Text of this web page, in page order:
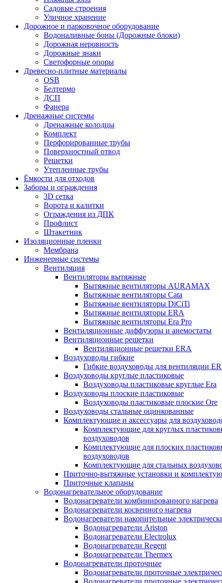
Садовые строения
Уличное хранение
Дорожное и парковочное оборудование
Водоналивные боны (Дорожные блоки)
Дорожная неровность
Дорожные знаки
Светофорные опоры
Древесно-плитные материалы
OSB
Белтермо
ДСП
Фанера
Дренажные системы
Дренажные колодцы
Комплект
Перфорированные трубы
Поверхностный отвод
Решетки
Утепленные трубы
Ёмкости для отходов
Заборы и ограждения
3D сетка
Ворота и калитки
Ограждения из ДПК
Профлист
Штакетник
Изоляционные пленки
Мембрана
Инженерные системы
Вентиляция
Вентиляторы вытяжные
Вытяжные вентиляторы AURAMAX
Вытяжные вентиляторы Cata
Вытяжные вентиляторы DiCiTi
Вытяжные вентиляторы ERA
Вытяжные вентиляторы Era Pro
Вентиляционные диффузоры и анемостаты
Вентиляционные решетки
Вентиляционные решетки ERA
Воздуховоды гибкие
Гибкие воздуховоды для вентиляции
Воздуховоды круглые пластиковые
Воздуховоды пластиковые круглые Era
Воздуховоды плоские пластиковые
Воздуховоды пластиковые плоские Ore
Воздуховоды стальные оцинкованные
Комплектующие и аксессуары для
Комплектующие для круглых
воздуховодов
Комплектующие для плоских
воздуховодов
Комплектующие для стальных
Приточно-вытяжные установки и
Приточные клапаны
Водонагревательное оборудование
Водонагреватели комбинированного нагрева
Водонагреватели косвенного нагрева
Водонагреватели накопительные
Водонагреватели Ariston
Водонагреватели Electrolux
Водонагреватели Regent
Водонагреватели Thermex
Водонагреватели проточные
Водонагреватели проточные